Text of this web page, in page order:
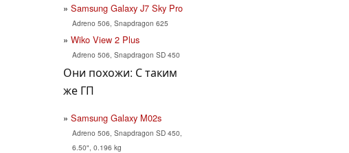
Samsung Galaxy J7 Sky Pro
Adreno 506, Snapdragon 625
Wiko View 2 Plus
Adreno 506, Snapdragon SD 450
Они похожи: С таким
же ГП
Samsung Galaxy M02s
Adreno 506, Snapdragon SD 450,
6.50", 0.196 kg